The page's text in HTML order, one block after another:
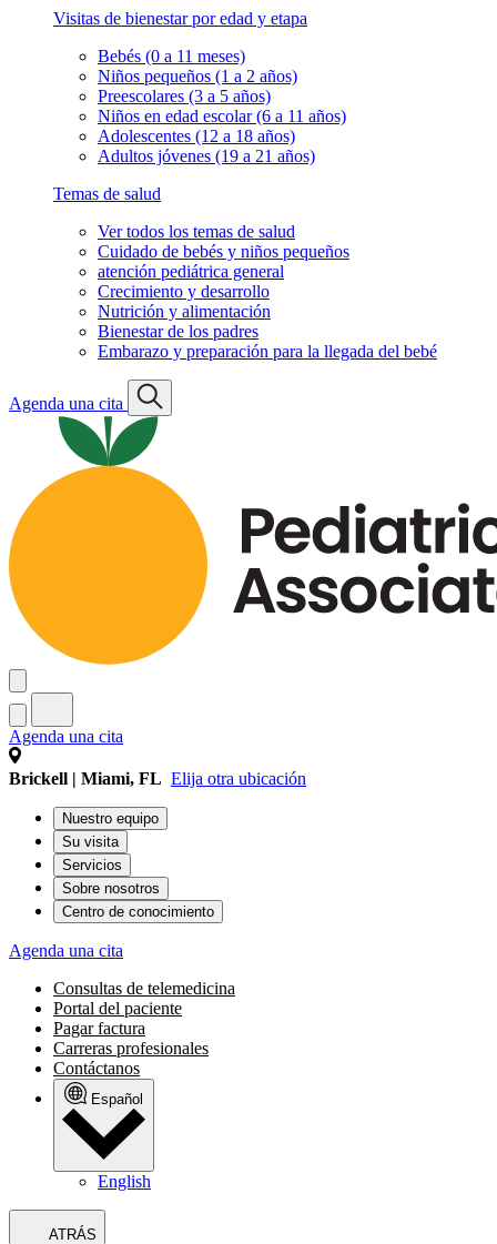
Visitas de bienestar por edad y etapa
Bebés (0 a 11 meses)
Niños pequeños (1 a 2 años)
Preescolares (3 a 5 años)
Niños en edad escolar (6 a 11 años)
Adolescentes (12 a 18 años)
Adultos jóvenes (19 a 21 años)
Temas de salud
Ver todos los temas de salud
Cuidado de bebés y niños pequeños
atención pediátrica general
Crecimiento y desarrollo
Nutrición y alimentación
Bienestar de los padres
Embarazo y preparación para la llegada del bebé
Agenda una cita
Agenda una cita
Brickell | Miami, FL Elija otra ubicación
Nuestro equipo
Su visita
Servicios
Sobre nosotros
Centro de conocimiento
Agenda una cita
Consultas de telemedicina
Portal del paciente
Pagar factura
Carreras profesionales
Contáctanos
Español
English
ATRÁS